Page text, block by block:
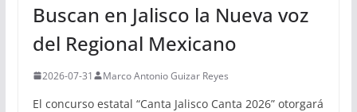
Buscan en Jalisco la Nueva voz
del Regional Mexicano
2026-07-31 Marco Antonio Guizar Reyes
El concurso estatal “Canta Jalisco Canta 2026” otorgará